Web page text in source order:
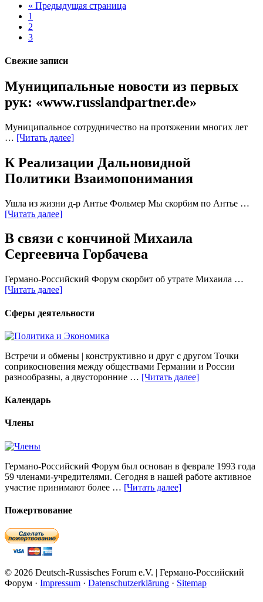
« Предыдущая страница
1
2
3
Свежие записи
Муниципальные новости из первых
рук: «www.russlandpartner.de»
Муниципальное сотрудничество на протяжении многих лет
… [Читать далее]
К Реализации Дальновидной
Политики Взаимопонимания
Ушла из жизни д-р Антье Фольмер Мы скорбим по Антье …
[Читать далее]
В связи с кончиной Михаила
Сергеевича Горбачева
Германо-Российский Форум скорбит об утрате Михаила …
[Читать далее]
Сферы деятельности
Встречи и обмены | конструктивно и друг с другом Точки
соприкосновения между обществами Германии и России
разнообразны, а двусторонние … [Читать далее]
Календарь
Члены
Германо-Российский Форум был основан в феврале 1993 года
59 членами-учредителями. Сегодня в нашей работе активное
участие принимают более … [Читать далее]
Пожертвование
© 2026 Deutsch-Russisches Forum e.V. | Германо-Российский
Форум · Impressum · Datenschutzerklärung · Sitemap